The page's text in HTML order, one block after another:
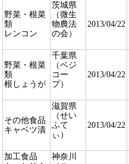
野菜・根菜
類
レンコン
茨城県
（微生
物農法
の会）
2013/04/22
野菜・根菜
類
根しょうが
千葉県
（ベジ
コー
プ）
2013/04/22
その他食品
キャベツ漬
滋賀県
（せい
ふて
ぃ）
2013/04/22
加工食品
神奈川